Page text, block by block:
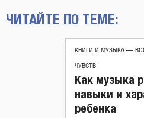
ЧИТАЙТЕ ПО ТЕМЕ:
КНИГИ И МУЗЫКА —
ЧУВСТВ
Как музыка
навыки и
ребенка